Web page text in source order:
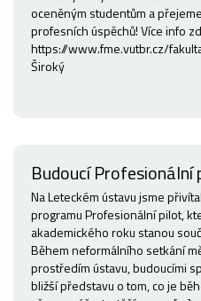
oceněným studentům a
profesních úspěchů! Více info
https://www.fme.vutbr.cz/
Široký
Budoucí Profesionální
Na Leteckém ústavu jsme
programu Profesionální pilot,
akademického roku stanou
Během neformálního setkání
prostředím ústavu, budoucími
bližší představu o tom, co je